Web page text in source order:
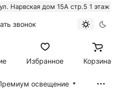
Нарвская дом 15А стр.5 1 этаж
звонок
Избранное Корзина
освещение